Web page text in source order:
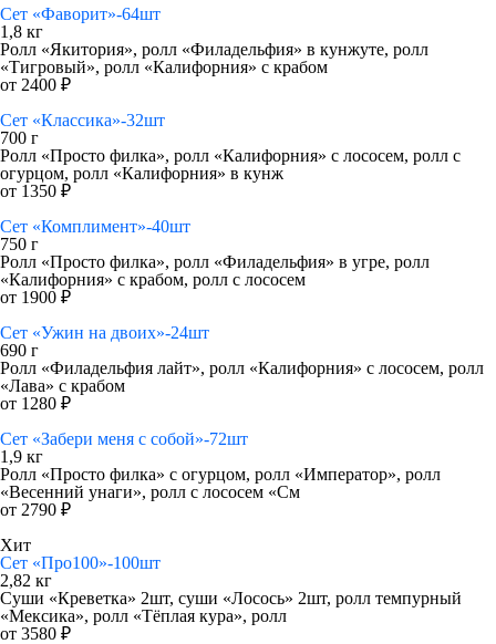
Сет «Фаворит»-64шт
1,8 кг
Ролл «Якитория», ролл «Филадельфия» в кунжуте, ролл
«Тигровый», ролл «Калифорния» с крабом
от 2400 ₽
Сет «Классика»-32шт
700 г
Ролл «Просто филка», ролл «Калифорния» с лососем, ролл с
огурцом, ролл «Калифорния» в кунж
от 1350 ₽
Сет «Комплимент»-40шт
750 г
Ролл «Просто филка», ролл «Филадельфия» в угре, ролл
«Калифорния» с крабом, ролл с лососем
от 1900 ₽
Сет «Ужин на двоих»-24шт
690 г
Ролл «Филадельфия лайт», ролл «Калифорния» с лососем, ролл
«Лава» с крабом
от 1280 ₽
Сет «Забери меня с собой»-72шт
1,9 кг
Ролл «Просто филка» с огурцом, ролл «Император», ролл
«Весенний унаги», ролл с лососем «См
от 2790 ₽
Хит
Сет «Про100»-100шт
2,82 кг
Суши «Креветка» 2шт, суши «Лосось» 2шт, ролл темпурный
«Мексика», ролл «Тёплая кура», ролл
от 3580 ₽